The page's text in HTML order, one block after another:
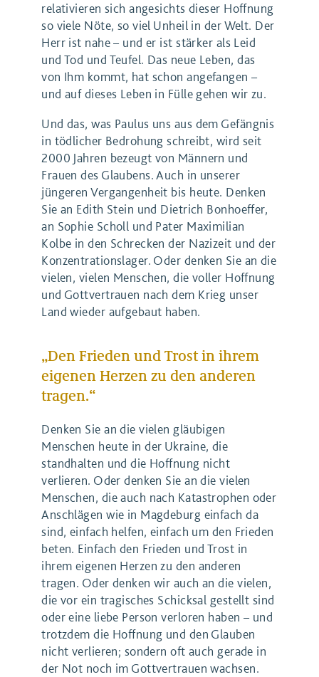
relativieren sich angesichts dieser Hoffnung
so viele Nöte, so viel Unheil in der Welt. Der
Herr ist nahe – und er ist stärker als Leid
und Tod und Teufel. Das neue Leben, das
von Ihm kommt, hat schon angefangen –
und auf dieses Leben in Fülle gehen wir zu.
Und das, was Paulus uns aus dem Gefängnis
in tödlicher Bedrohung schreibt, wird seit
2000 Jahren bezeugt von Männern und
Frauen des Glaubens. Auch in unserer
jüngeren Vergangenheit bis heute. Denken
Sie an Edith Stein und Dietrich Bonhoeffer,
an Sophie Scholl und Pater Maximilian
Kolbe in den Schrecken der Nazizeit und der
Konzentrationslager. Oder denken Sie an die
vielen, vielen Menschen, die voller Hoffnung
und Gottvertrauen nach dem Krieg unser
Land wieder aufgebaut haben.
„Den Frieden und Trost in ihrem
eigenen Herzen zu den anderen
tragen.“
Denken Sie an die vielen gläubigen
Menschen heute in der Ukraine, die
standhalten und die Hoffnung nicht
verlieren. Oder denken Sie an die vielen
Menschen, die auch nach Katastrophen oder
Anschlägen wie in Magdeburg einfach da
sind, einfach helfen, einfach um den Frieden
beten. Einfach den Frieden und Trost in
ihrem eigenen Herzen zu den anderen
tragen. Oder denken wir auch an die vielen,
die vor ein tragisches Schicksal gestellt sind
oder eine liebe Person verloren haben – und
trotzdem die Hoffnung und den Glauben
nicht verlieren; sondern oft auch gerade in
der Not noch im Gottvertrauen wachsen.